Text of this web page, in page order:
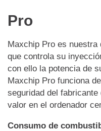
Pro
Maxchip Pro es nuestra
que controla su
con ello la potencia de
Maxchip Pro funciona
seguridad del fabricante
valor en el ordenador
Consumo de